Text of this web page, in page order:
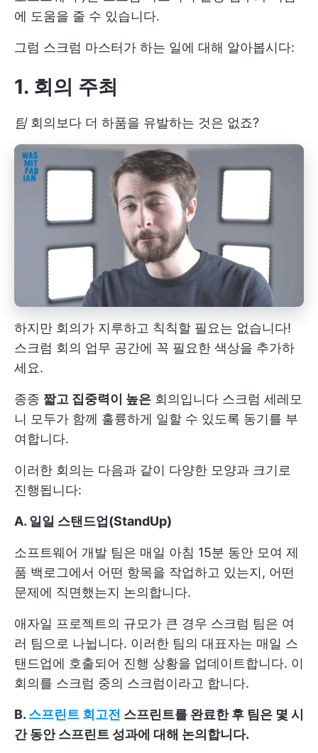
에 도움을 줄 수 있습니다.
그럼 스크럼 마스터가 하는 일에 대해 알아봅시다:
1. 회의 주최
팀회의보다 더 하품을 유발하는 것은 없죠?
하지만 회의가 지루하고 칙칙할 필요는 없습니다!
스크럼 회의 업무 공간에 꼭 필요한 색상을 추가하
세요.
종종 짧고 집중력이 높은 회의입니다 스크럼 세레모
니 모두가 함께 훌륭하게 일할 수 있도록 동기를 부
여합니다.
이러한 회의는 다음과 같이 다양한 모양과 크기로
진행됩니다:
A. 일일 스탠드업(StandUp)
소프트웨어 개발 팀은 매일 아침 15분 동안 모여 제
품 백로그에서 어떤 항목을 작업하고 있는지, 어떤
문제에 직면했는지 논의합니다.
애자일 프로젝트의 규모가 큰 경우 스크럼 팀은 여
러 팀으로 나뉩니다. 이러한 팀의 대표자는 매일 스
탠드업에 호출되어 진행 상황을 업데이트합니다. 이
회의를 스크럼 중의 스크럼이라고 합니다.
B. 스프린트 회고전 스프린트를 완료한 후 팀은 몇 시
간 동안 스프린트 성과에 대해 논의합니다.